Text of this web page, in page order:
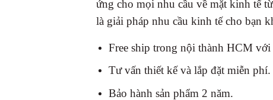
ứng cho mọi nhu cầu về mặt kinh tế
là giải pháp nhu cầu kinh tế cho bạn
Free ship trong nội thành HCM
Tư vấn thiết kế và lắp đặt miễn phí.
Bảo hành sản phẩm 2 năm.